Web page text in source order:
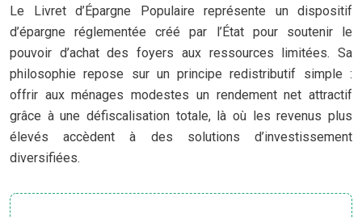
Le Livret d’Épargne Populaire représente un dispositif
d’épargne réglementée créé par l’État pour soutenir le
pouvoir d’achat des foyers aux ressources limitées. Sa
philosophie repose sur un principe redistributif simple :
offrir aux ménages modestes un rendement net attractif
grâce à une défiscalisation totale, là où les revenus plus
élevés accèdent à des solutions d’investissement
diversifiées.